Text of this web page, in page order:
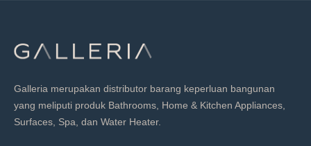
Galleria merupakan distributor barang keperluan bangunan
yang meliputi produk Bathrooms, Home & Kitchen Appliances,
Surfaces, Spa, dan Water Heater.